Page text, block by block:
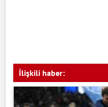
İlişkili haber: